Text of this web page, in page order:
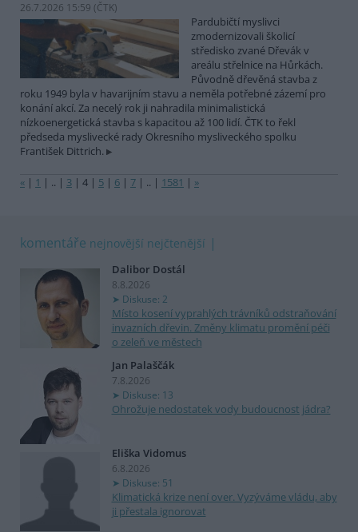
26.7.2026 15:59 (ČTK)
Pardubičtí myslivci
zmodernizovali školicí
středisko zvané Dřevák v
areálu střelnice na Hůrkách.
Původně dřevěná stavba z
roku 1949 byla v havarijním stavu a neměla potřebné zázemí pro
konání akcí. Za necelý rok ji nahradila minimalistická
nízkoenergetická stavba s kapacitou až 100 lidí. ČTK to řekl
předseda myslivecké rady Okresního mysliveckého spolku
František Dittrich.
« | 1 | .. | 3 | 4 | 5 | 6 | 7 | .. | 1581 | »
komentáře nejnovější nejčtenější
Dalibor Dostál
8.8.2026
Diskuse: 2
Místo kosení vyprahlých trávníků odstraňování
invazních dřevin. Změny klimatu promění péči
o zeleň ve městech
Jan Palaščák
7.8.2026
Diskuse: 13
Ohrožuje nedostatek vody budoucnost jádra?
Eliška Vidomus
6.8.2026
Diskuse: 51
Klimatická krize není over. Vyzýváme vládu, aby
ji přestala ignorovat